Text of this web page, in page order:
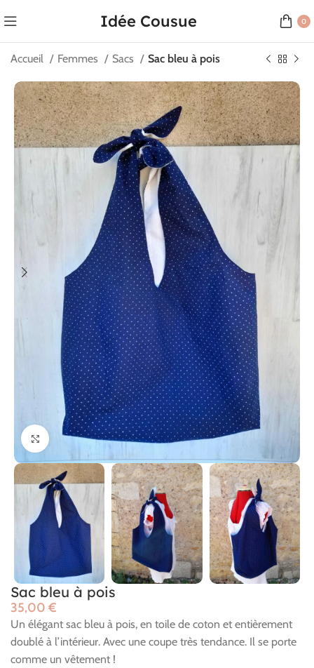
Idée Cousue 0
Accueil Femmes Sacs Sac bleu à pois
Cliquer pour agrandir
Sac bleu à pois
€
Un élégant sac bleu à pois, en toile de coton et entièrement
doublé à l’intérieur. Avec une coupe très tendance. Il se porte
comme un vêtement !